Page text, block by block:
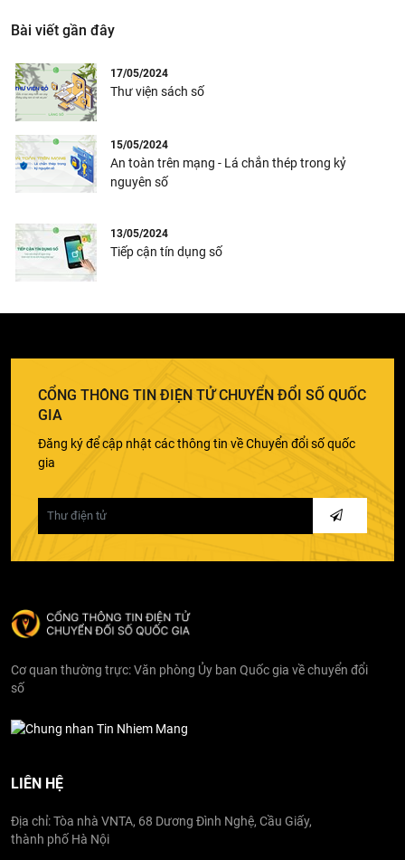
Bài viết gần đây
17/05/2024
Thư viện sách số
15/05/2024
An toàn trên mạng - Lá chắn thép trong kỷ
nguyên số
13/05/2024
Tiếp cận tín dụng số
CỔNG THÔNG TIN ĐIỆN TỬ CHUYỂN ĐỔI SỐ QUỐC
GIA
Đăng ký để cập nhật các thông tin về Chuyển đổi số quốc
gia
Cơ quan thường trực: Văn phòng Ủy ban Quốc gia về chuyển đổi
số
LIÊN HỆ
Địa chỉ: Tòa nhà VNTA, 68 Dương Đình Nghệ, Cầu Giấy,
thành phố Hà Nội